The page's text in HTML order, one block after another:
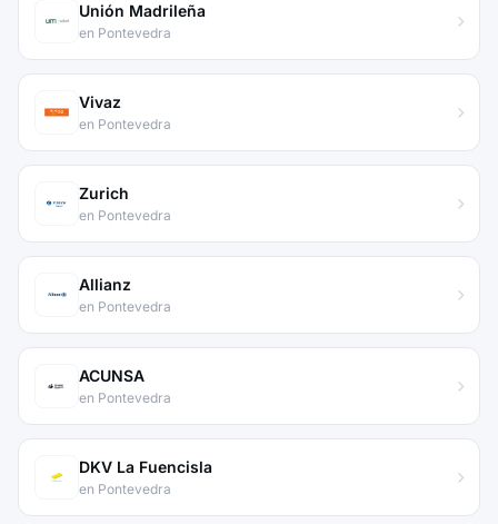
Unión Madrileña
en Pontevedra
Vivaz
en Pontevedra
Zurich
en Pontevedra
Allianz
en Pontevedra
ACUNSA
en Pontevedra
DKV La Fuencisla
en Pontevedra